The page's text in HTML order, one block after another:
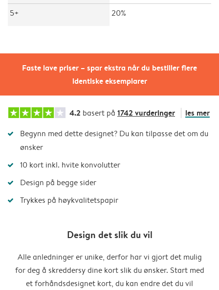
Faste lave priser – spar ekstra når du bestiller flere
identiske eksemplarer
5+
20%
4.2 basert på 1742 vurderinger les mer
Begynn med dette designet? Du kan tilpasse det om du
ønsker
10 kort inkl. hvite konvolutter
Design på begge sider
Trykkes på høykvalitetspapir
Design det slik du vil
Alle anledninger er unike, derfor har vi gjort det mulig
for deg å skreddersy dine kort slik du ønsker. Start med
et forhåndsdesignet kort, du kan endre det du vil